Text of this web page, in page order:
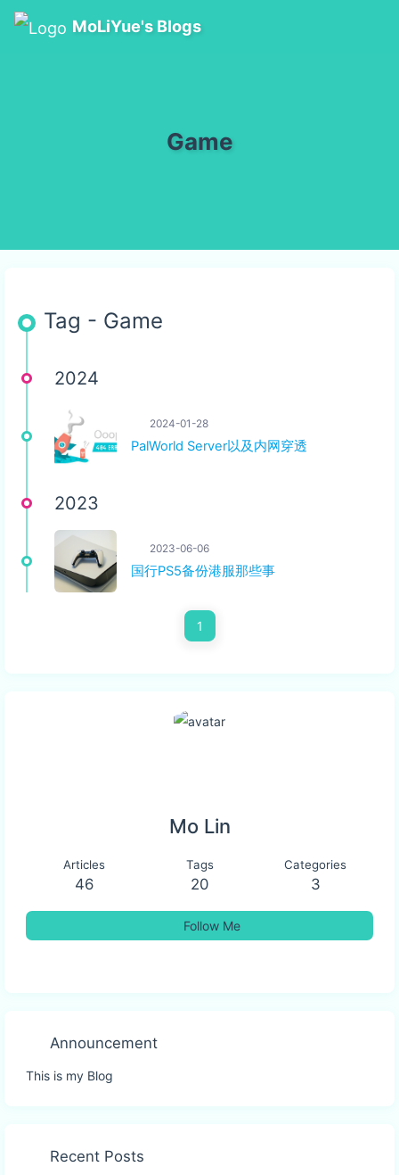
MoLiYue's Blogs
Game
Tag - Game
2024
2024-01-28
PalWorld Server以及内网穿透
2023
2023-06-06
国行PS5备份港服那些事
1
Mo Lin
Articles
46
Tags
20
Categories
3
Follow Me
Announcement
This is my Blog
Recent Posts